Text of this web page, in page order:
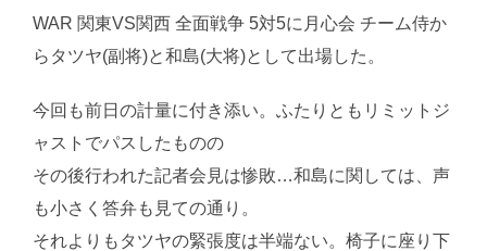
WAR 関東VS関西 全面戦争 5対5に月心会 チーム侍か
らタツヤ(副将)と和島(大将)として出場した。
今回も前日の計量に付き添い。ふたりともリミットジ
ャストでパスしたものの
その後行われた記者会見は惨敗…和島に関しては、声
も小さく答弁も見ての通り。
それよりもタツヤの緊張度は半端ない。椅子に座り下